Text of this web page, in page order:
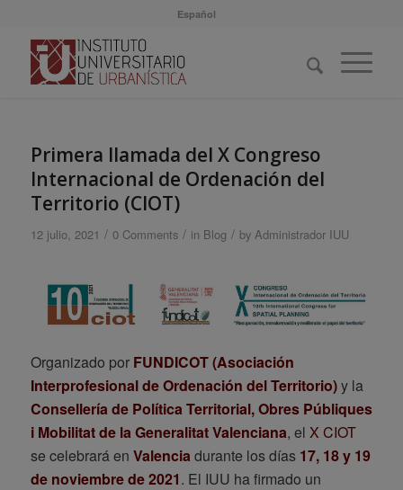
Español
Primera llamada del X Congreso
Internacional de Ordenación del
Territorio (CIOT)
12 julio, 2021 / 0 Comments / in Blog / by Administrador IUU
Organizado por FUNDICOT(Asociación
Interprofesional de Ordenación del Territorio)y la
Consellería de Política Territorial, Obres Públiques
i Mobilitat de la Generalitat Valenciana, el X CIOT
se celebrará en Valencia durante los días 17, 18 y 19
de noviembre de 2021. El IUU ha firmado un